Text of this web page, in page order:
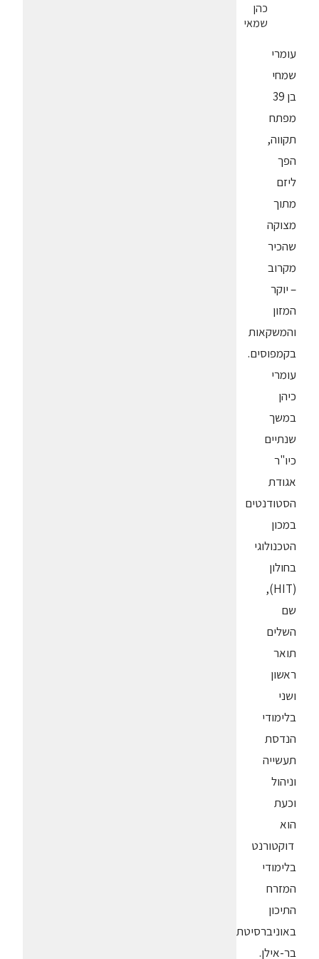
כהן
שמאי
עומרי
שמחי
בן 39
מפתח
תקווה,
הפך
ליזם
מתוך
מצוקה
שהכיר
מקרוב
– יוקר
המזון
והמשקאות
בקמפוסים.
עומרי
כיהן
במשך
שנתיים
כיו"ר
אגודת
הסטודנטים
במכון
הטכנולוגי
בחולון
(HIT),
שם
השלים
תואר
ראשון
ושני
בלימודי
הנדסת
תעשייה
וניהול
וכעת
הוא
דוקטורנט
בלימודי
המזרח
התיכון
באוניברסיטת
בר-אילן.